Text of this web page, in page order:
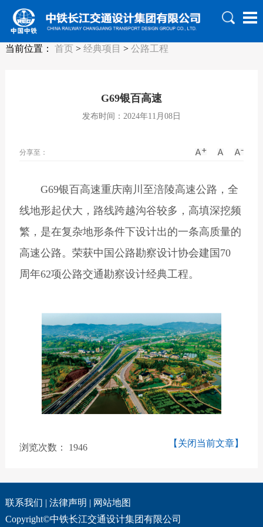
当前位置： 首页> 经典项目 > 公路工程
G69银百高速
发布时间：2024年11月08日
分享至：
G69银百高速重庆南川至涪陵高速公路，全
线地形起伏大，路线跨越沟谷较多，高填深挖频
繁，是在复杂地形条件下设计出的一条高质量的
高速公路。荣获中国公路勘察设计协会建国70
周年62项公路交通勘察设计经典工程。
浏览次数： 1946 【关闭当前文章】
联系我们 | 法律声明 | 网站地图
Copyright©中铁长江交通设计集团有限公司